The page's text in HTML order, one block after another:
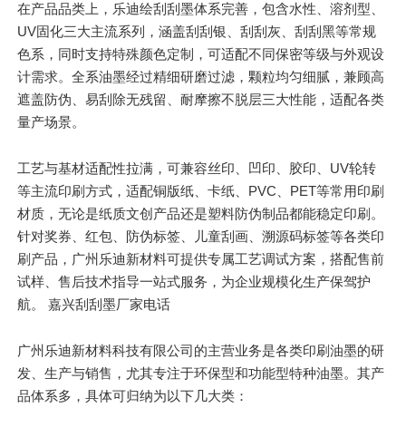
在产品品类上，乐迪绘刮刮墨体系完善，包含水性、溶剂型、
UV固化三大主流系列，涵盖刮刮银、刮刮灰、刮刮黑等常规
色系，同时支持特殊颜色定制，可适配不同保密等级与外观设
计需求。全系油墨经过精细研磨过滤，颗粒均匀细腻，兼顾高
遮盖防伪、易刮除无残留、耐摩擦不脱层三大性能，适配各类
量产场景。
工艺与基材适配性拉满，可兼容丝印、凹印、胶印、UV轮转
等主流印刷方式，适配铜版纸、卡纸、PVC、PET等常用印刷
材质，无论是纸质文创产品还是塑料防伪制品都能稳定印刷。
针对奖券、红包、防伪标签、儿童刮画、溯源码标签等各类印
刷产品，广州乐迪新材料可提供专属工艺调试方案，搭配售前
试样、售后技术指导一站式服务，为企业规模化生产保驾护
航。 嘉兴刮刮墨厂家电话
广州乐迪新材料科技有限公司的主营业务是各类印刷油墨的研
发、生产与销售，尤其专注于环保型和功能型特种油墨。其产
品体系多，具体可归纳为以下几大类：